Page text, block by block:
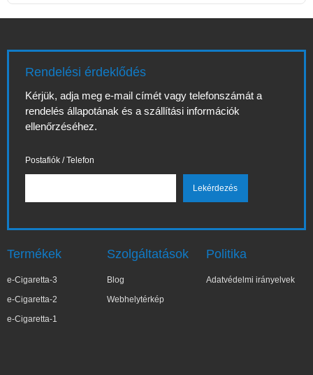
Rendelési érdeklődés
Kérjük, adja meg e-mail címét vagy telefonszámát a
rendelés állapotának és a szállítási információk
ellenőrzéséhez.
Postafiók / Telefon
Termékek
e-Cigaretta-3
e-Cigaretta-2
e-Cigaretta-1
Szolgáltatások
Blog
Webhelytérkép
Politika
Adatvédelmi irányelvek